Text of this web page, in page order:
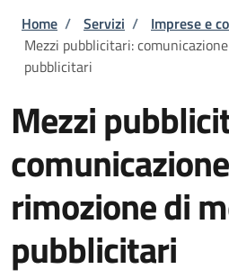
Briciole di pane
Home / Servizi / Imprese e
Mezzi pubblicitari:
pubblicitari
Mezzi
rimozione di
pubblicitari